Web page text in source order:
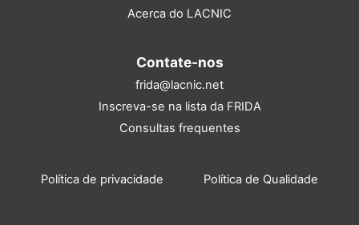
Acerca do LACNIC
Contate-nos
frida@lacnic.net
Inscreva-se na lista da FRIDA
Consultas frequentes
Política de privacidade Política de Qualidade